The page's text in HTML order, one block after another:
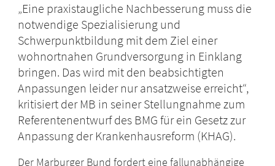
„Eine praxistaugliche Nachbesserung muss die
notwendige Spezialisierung und
Schwerpunktbildung mit dem Ziel einer
wohnortnahen Grundversorgung in Einklang
bringen. Das wird mit den beabsichtigten
Anpassungen leider nur ansatzweise erreicht“,
kritisiert der MB in seiner Stellungnahme zum
Referentenentwurf des BMG für ein Gesetz zur
Anpassung der Krankenhausreform (KHAG).
Der Marburger Bund fordert eine fallunabhängige